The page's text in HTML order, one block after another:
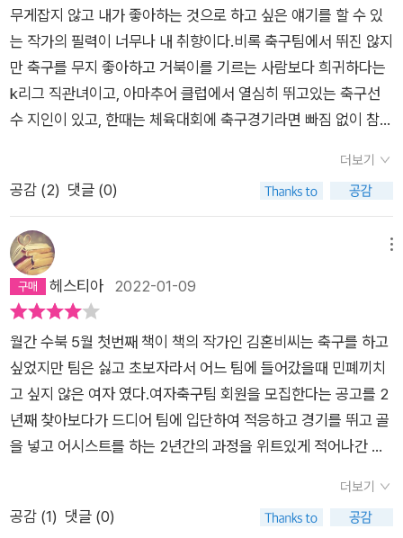
축구에비해 힘과 속도가 떨어지는 건 사실이다. 바로 그 지점에서
여자 축구만의 독특한 색깔이 나온다 남자축구는 뭔가 휙휙 재빠
르게 지나가 버리는 느낌이라면, (물론 그게 또 재미지만) 여자
축구는 ‘상대적으로’ 느리고정적인 몸동작과 전개가 선수들과 공
이 만들어 내는 축구의 전체적인 그림을 좀 더 명확하게 보여 준
의호흡 같은 것들을 그때그때 섬세하게 읽어 내는 재미가 있다.
툭툭 주고받는 짧은 패스들이 중간에 끊기는일 없이 호쾌한 슈팅
까지 이어지는 과정을 차근차근 따라가다 보면, 한 장 한 장 엇갈
리게 섞인 트럼프카드가 둥그렇게 만든 손 모양을 따라 폭포처럼
아래로 좌르륵 떨어지며 반듯하게 정리되는 것을 볼 때처럼 살짝
황홀하고 근사한 기분이 된다.====================
=====================… 2.킥킥 웃음을 참으며 책을
읽다 보면 금방 마지막 페이지에 다다르게 된단다.. 마지막에는생
각거리를 하나 던져 주었어. 많은 사람들이 축구를 남자의 전유물
이라고 생각하고 있었는데, 여자 축구는 그런 인식의 틈을 내고
인식의 변화를 만들었다고 했어. 축구뿐만아니라 우리가 은연중
에 남자의 전유물로 여기는 많은 분야에 여자들의 도전으로 인식
인 바꿀 수 있었으면 좋겠다고 했단다. 옳소!!!===========
==============================(273)그러다
0년에 마지막 분출을 했다는 화산이, 104년 만에 갑자기, 그것도
결혼 한번 해 보겠다고 잡아 놓은 날짜 언저리에 재분화를 시작했
다는 이 믿기 어려운 소식에 매일매일 아이슬란드 항공 운항정보
사이트를 새로 고침하며 저 먼 나라의 화산 상태를 세계의지질학
자들 다음으로 주시하고, 화산 폭발 시기 예측에 대해 세계의 지
어이 화산까지 움직이는구나.', '이런 마그마 같은 년 ㅋㅋㅋㅋㅋ'
따위의 문자들을 보내왔다. 물론 이제 와서 ‘나의 시즌이 본격적
으로 시작되었다.‘ 라고 말하기에는 지난 5개월도 나에게는 충분
히 ‘본격‘ 이었다. 하지만 어떤 본격은 다른 본격에 의해 갱신되기
전까지만 본격으로서 존재한다. 그보다 더 본격적인 것이 찾아오
면 순식간에 ‘안본격‘인 것으로 성질이 바뀌는 것이다. 마치 누군
기 위한 시행착오의 과정이 되어 버리는 것처럼(물론 ‘그 사람‘도
‘더 본격적인 사랑‘을 만나면 시행착오의 하나로 흡수되어 버릴
운명에 놓여 있다.) 이날을 기점으로 예전과 지금을 나누는 또렷
한 선이 그어졌다. 비유적인 표현만이 아니다. 개인 훈련을 하던
피치 라인 바깥에서 이제 그 또렷한 선을 넘어 라인 안쪽에서 뛰
게 되었으니까.얼굴 어딘가에 도발적으로 도사리고 있는데 긴 머
리에 가려져 제대로 발현되지 못하고 있는 게 분명할 상큼함과 신
아지게 한다. 그런 내게 ‘우아하고 호쾌한’ 워딩이 매력적인 ‘여
자’ 축구 책이란 신세계 중의 신세계였다. 게다가 내 정체성 같은
‘우아한’ 책이라지 않나. 진짜 축구를 해보라는 것도 아닌데 뭐,
눈으로는 얼마든 도전할 수 있다. 눈을 확 집어당기는 (숨겨진)
여자들의 세계, 오스칼님 같은 멋진 여자들이 여기 다 모였다. 생
각해보니 ‘여자’와 ‘축구’의 조합은 낯설다. 왜 다른 운동보다 축
구는 여자에게 위화감을 주는가. 몸싸움을 하는 격렬한 운동이어
구단이니 조기축구니 군대 축구니 뭘 해도 축구가 밀접한 운동인
데 왜 여자에게는 축구가 신박한 운동일까. 주변에 축구를 하는
여자분도 계신다. 그런데도 그녀는 내게 신기한 인물이었을 뿐,
이 책을 읽기 전까진 이렇게 많은 여자분들이 전국 곳곳에서 열렬
히 축구하며 뜨거운 김을 발산하는지도 몰랐다. 스포츠는 뜨겁
다, 살아있다는 것을 실감하는 데 이보다 더 정확한 척도가 있을
까. 이기고 싶다, 그래서 사람들은 그라운드로 달려온다. 이 생
(生)을 살고 싶어서, 이 생에서 한 번쯤은 더 이겨보고 싶어서. 그
래서 사람들은 스포츠의 무대에 오르고, 기꺼이 하나가 되고 순간
에서 겪는 희열이다. 책을 권하는 데 다른 말이 뭐 필요하겠나,
재미있으면 되지. 뭐라 말하기 쑥스럽지만 나는 축구에 대해서 하
무게잡지 않고 내가 좋아하는 것으로 하고 싶은 얘기를 할 수 있
는 작가의 필력이 너무나 내 취향이다.비록 축구팀에서 뛰진 않지
만 축구를 무지 좋아하고 거북이를 기르는 사람보다 희귀하다는
k리그 직관녀이고, 아마추어 클럽에서 열심히 뛰고있는 축구선
수 지인이 있고, 한때는 체육대회에 축구경기라면 빠짐 없이 참여
한줄이 너무나 와닿았다. 운동장 전체를 사용하고 그 곳에서 맘껏
뛰고 싶은 마음은 누구에게나 있다. 그 기회조차 주어지지 않는
현실에서 작은 기회에 감사하고 만족하며 살아가는 것에서 한걸
음 나아가고자 하는 한사람 한사람의 간절한 마음과 행동이 모일
때 함께 사용할 수 있는 넓은 운동장을 갖을 수 있지 않을까! 누구
를 만나든 어떤 상황이든 여인들이 운동장을 누비는 축구클럽의
더보기
공감 (2) 댓글 (0)
헤스티아 2022-01-09
월간 수북 5월 첫번째 책이 책의 작가인 김혼비씨는 축구를 하고
싶었지만 팀은 싫고 초보자라서 어느 팀에 들어갔을때 민폐끼치
고 싶지 않은 여자 였다.여자축구팀 회원을 모집한다는 공고를 2
년째 찾아보다가 드디어 팀에 입단하여 적응하고 경기를 뛰고 골
을 넣고 어시스트를 하는 2년간의 과정을 위트있게 적어나간 글
구와 관련된 것들로 적어두어서 축구 기술에 대한 것을 새롭게 알
아가는 시간이었다.이 책을 읽고 나는 축구를 해보고 싶다는 생각
더보기
공감 (1) 댓글 (0)